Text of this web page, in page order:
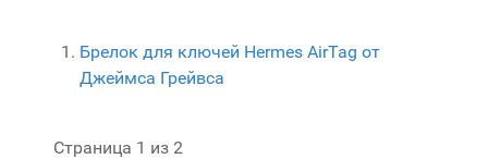
Брелок для ключей Hermes AirTag от
Джеймса Грейвса
Страница 1 из 2